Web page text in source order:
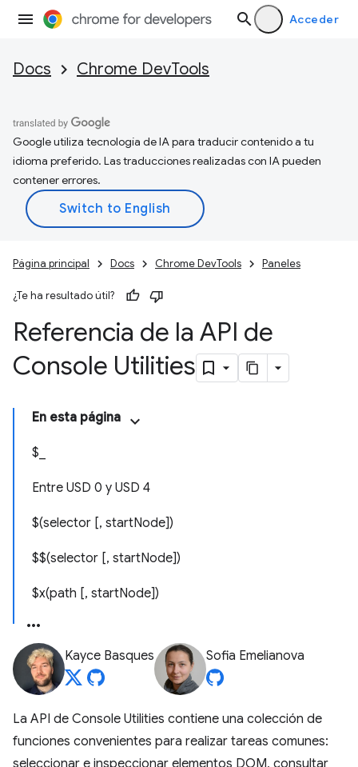
Acceder
Docs Chrome DevTools
Google utiliza tecnología de IA para traducir contenido a tu
idioma preferido. Las traducciones realizadas con IA pueden
contener errores.
Página principal Docs Chrome DevTools Paneles
¿Te ha resultado útil?
Referencia de la API de
Console Utilities
En esta página
$_
Entre USD 0 y USD 4
$(selector [, startNode])
$$(selector [, startNode])
$x(path [, startNode])
Kayce Basques Sofia Emelianova
La API de Console Utilities contiene una colección de
funciones convenientes para realizar tareas comunes:
seleccionar e inspeccionar elementos DOM, consultar